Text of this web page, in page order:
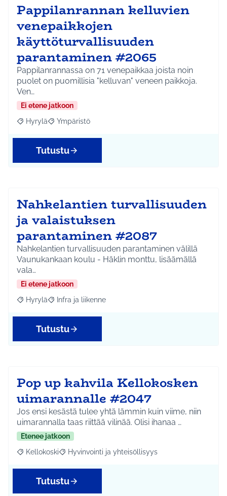
Pappilanrannan kelluvien
venepaikkojen
käyttöturvallisuuden
parantaminen #2065
Pappilanrannassa on 71 venepaikkaa joista noin
puolet on puomillisia "kelluvan" veneen paikkoja.
Ven…
Ei etene jatkoon
Rajaa tulokset aihepiirin mukaan: Hyrylä
Hyrylä Rajaa tulokset teeman mukaan: Ympäristö
Ympäristö
Tutustu
Nahkelantien turvallisuuden
ja valaistuksen
parantaminen #2087
Nahkelantien turvallisuuden parantaminen välillä
Vaunukankaan koulu - Häklin monttu, lisäämällä
vala…
Ei etene jatkoon
Rajaa tulokset aihepiirin mukaan: Hyrylä
Hyrylä Rajaa tulokset teeman mukaan: Infra ja liikenne
Infra ja liikenne
Tutustu
Pop up kahvila Kellokosken
uimarannalle #2047
Jos ensi kesästä tulee yhtä lämmin kuin viime, niin
uimarannalla taas riittää vilinää. Olisi ihanaa …
Etenee jatkoon
Rajaa tulokset aihepiirin mukaan: Kellokoski
Kellokoski Rajaa tulokset teeman mukaan: Hyvinvointi ja
Hyvinvointi ja yhteisöllisyys
Tutustu